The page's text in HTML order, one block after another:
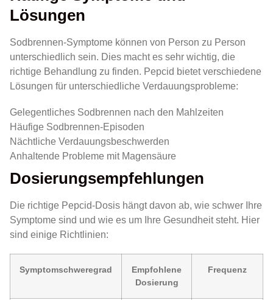
Lösungen
Sodbrennen-Symptome können von Person zu Person
unterschiedlich sein. Dies macht es sehr wichtig, die
richtige Behandlung zu finden. Pepcid bietet verschiedene
Lösungen für unterschiedliche Verdauungsprobleme:
Gelegentliches Sodbrennen nach den Mahlzeiten
Häufige Sodbrennen-Episoden
Nächtliche Verdauungsbeschwerden
Anhaltende Probleme mit Magensäure
Dosierungsempfehlungen
Die richtige Pepcid-Dosis hängt davon ab, wie schwer Ihre
Symptome sind und wie es um Ihre Gesundheit steht. Hier
sind einige Richtlinien:
Symptomschweregrad
Empfohlene
Dosierung
Frequenz